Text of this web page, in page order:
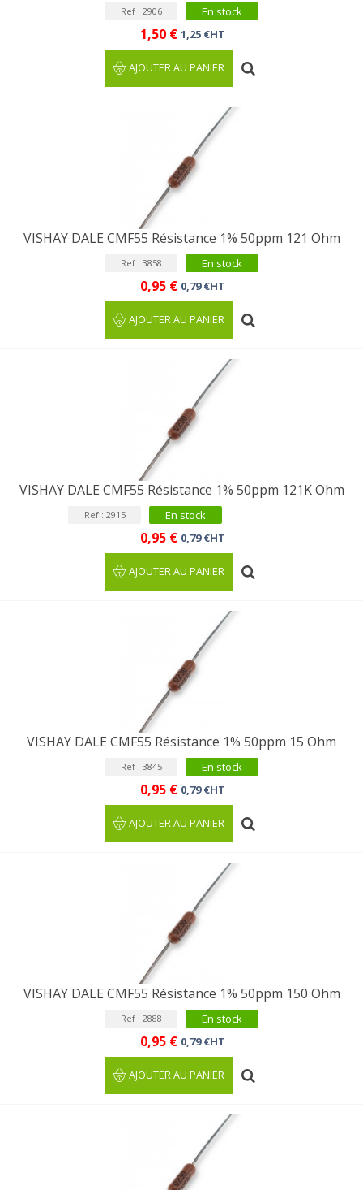
Ref : 2906 En stock
1,50 € 1,25 €HT
AJOUTER AU PANIER
VISHAY DALE CMF55 Résistance 1% 50ppm 121 Ohm
Ref : 3858 En stock
0,95 € 0,79 €HT
AJOUTER AU PANIER
VISHAY DALE CMF55 Résistance 1% 50ppm 121K Ohm
Ref : 2915 En stock
0,95 € 0,79 €HT
AJOUTER AU PANIER
VISHAY DALE CMF55 Résistance 1% 50ppm 15 Ohm
Ref : 3845 En stock
0,95 € 0,79 €HT
AJOUTER AU PANIER
VISHAY DALE CMF55 Résistance 1% 50ppm 150 Ohm
Ref : 2888 En stock
0,95 € 0,79 €HT
AJOUTER AU PANIER